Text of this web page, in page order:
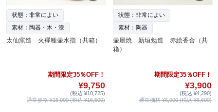
状態：非常によい
素材：陶器・木・漆
太仙窯造 火襷種壷水指（共箱）
期間限定35％OFF！
¥9,750
(税込 ¥10,725)
通常価格 ¥15,000 (税込 ¥16,500)
状態：非常によい
素材：陶器
壷屋焼 新垣勉造 赤絵香合（共
箱）
期間限定35％OFF！
¥3,900
(税込 ¥4,290)
通常価格 ¥6,000 (税込 ¥6,600)